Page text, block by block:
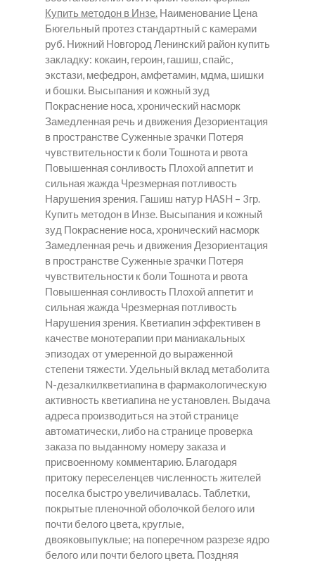
Купить методон в Инзе. Наименование Цена
Бюгельный протез стандартный с камерами
руб. Нижний Новгород Ленинский район купить
закладку: кокаин, героин, гашиш, спайс,
экстази, мефедрон, амфетамин, мдма, шишки
и бошки. Высыпания и кожный зуд
Покраснение носа, хронический насморк
Замедленная речь и движения Дезориентация
в пространстве Суженные зрачки Потеря
чувствительности к боли Тошнота и рвота
Повышенная сонливость Плохой аппетит и
сильная жажда Чрезмерная потливость
Нарушения зрения. Гашиш натур HASH – 3гр.
Купить методон в Инзе. Высыпания и кожный
зуд Покраснение носа, хронический насморк
Замедленная речь и движения Дезориентация
в пространстве Суженные зрачки Потеря
чувствительности к боли Тошнота и рвота
Повышенная сонливость Плохой аппетит и
сильная жажда Чрезмерная потливость
Нарушения зрения. Кветиапин эффективен в
качестве монотерапии при маниакальных
эпизодах от умеренной до выраженной
степени тяжести. Удельный вклад метаболита
N-дезалкилкветиапина в фармакологическую
активность кветиапина не установлен. Выдача
адреса производиться на этой странице
автоматически, либо на странице проверка
заказа по выданному номеру заказа и
присвоенному комментарию. Благодаря
притоку переселенцев численность жителей
поселка быстро увеличивалась. Таблетки,
покрытые пленочной оболочкой белого или
почти белого цвета, круглые,
двояковыпуклые; на поперечном разрезе ядро
белого или почти белого цвета. Поздняя